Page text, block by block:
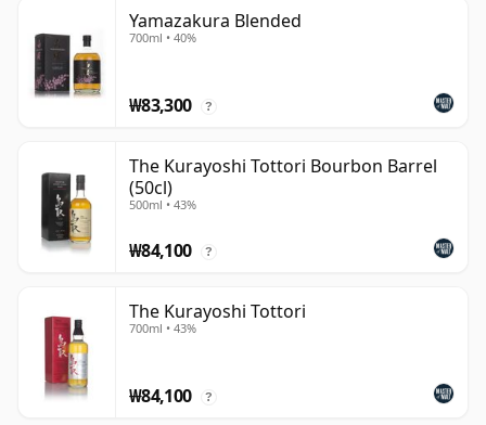
Yamazakura Blended
700ml • 40%
₩83,300 ?
The Kurayoshi Tottori Bourbon Barrel
(50cl)
500ml • 43%
₩84,100 ?
The Kurayoshi Tottori
700ml • 43%
₩84,100 ?